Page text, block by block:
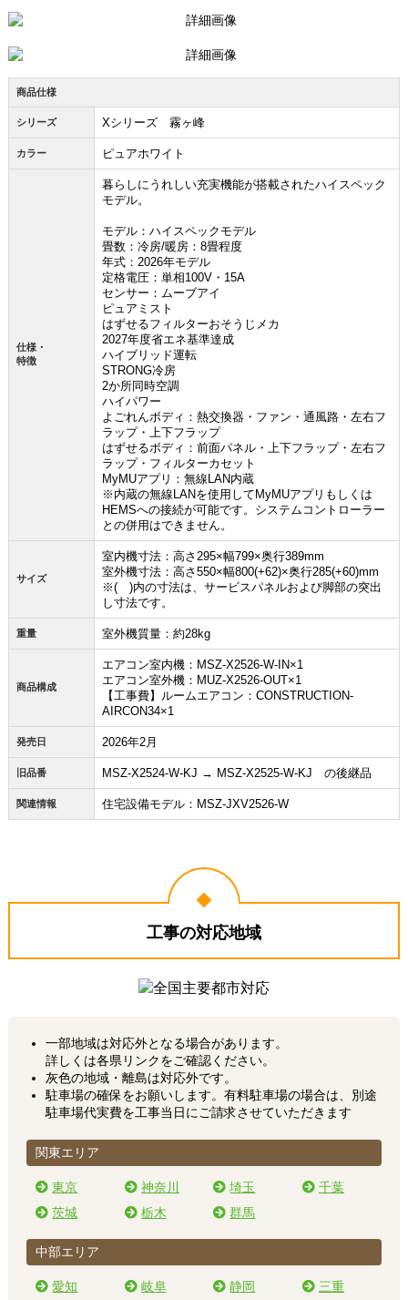
お買い物を続ける カートへ進む
商品仕様
シリーズ Xシリーズ 霧ヶ峰
カラー ピュアホワイト
仕様・
特徴
暮らしにうれしい充実機能が搭載されたハイスペック
モデル。
モデル：ハイスペックモデル
畳数：冷房/暖房：8畳程度
年式：2026年モデル
定格電圧：単相100V・15A
センサー：ムーブアイ
ピュアミスト
はずせるフィルターおそうじメカ
2027年度省エネ基準達成
ハイブリッド運転
STRONG冷房
2か所同時空調
ハイパワー
よごれんボディ：熱交換器・ファン・通風路・左右フ
ラップ・上下フラップ
はずせるボディ：前面パネル・上下フラップ・左右フ
ラップ・フィルターカセット
MyMUアプリ：無線LAN内蔵
※内蔵の無線LANを使用してMyMUアプリもしくは
HEMSへの接続が可能です。システムコントローラー
との併用はできません。
サイズ
室内機寸法：高さ295×幅799×奥行389mm
室外機寸法：高さ550×幅800(+62)×奥行285(+60)mm
※( )内の寸法は、サービスパネルおよび脚部の突出
し寸法です。
重量 室外機質量：約28kg
商品構成
エアコン室内機：MSZ-X2526-W-IN×1
エアコン室外機：MUZ-X2526-OUT×1
【工事費】ルームエアコン：CONSTRUCTION-
AIRCON34×1
発売日 2026年2月
旧品番 MSZ-X2524-W-KJ → MSZ-X2525-W-KJ の後継品
関連情報 住宅設備モデル：MSZ-JXV2526-W
工事の対応地域
一部地域は対応外となる場合があります。
詳しくは各県リンクをご確認ください。
灰色の地域・離島は対応外です。
駐車場の確保をお願いします。有料駐車場の場合は、別途
駐車場代実費を工事当日にご請求させていただきます
関東エリア
東京 神奈川 埼玉
千葉
茨城
栃木 群馬
中部エリア
愛知 岐阜 静岡 三重